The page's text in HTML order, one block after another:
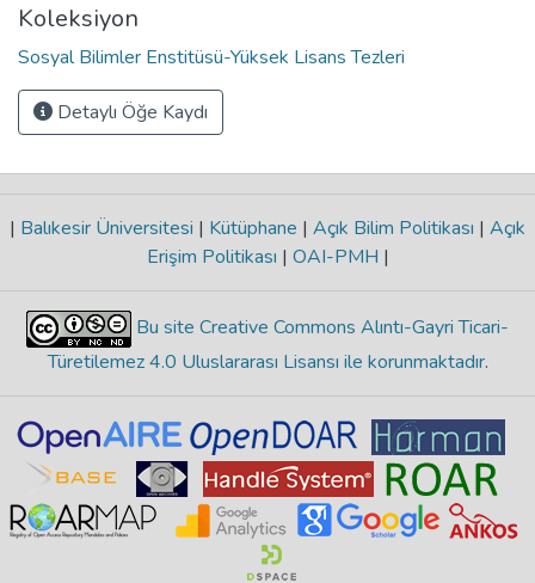
Koleksiyon
Sosyal Bilimler Enstitüsü-Yüksek Lisans Tezleri
Detaylı Öğe Kaydı
| Balıkesir Üniversitesi | Kütüphane | Açık Bilim Politikası | Açık
Erişim Politikası | OAI-PMH |
Bu site Creative Commons Alıntı-Gayri Ticari-
Türetilemez 4.0 Uluslararası Lisansı ile korunmaktadır.